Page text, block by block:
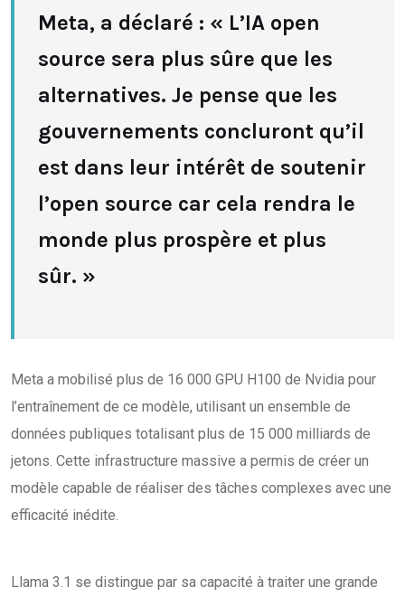
Meta, a déclaré : « L’IA open
source sera plus sûre que les
alternatives. Je pense que les
gouvernements concluront qu’il
est dans leur intérêt de soutenir
l’open source car cela rendra le
monde plus prospère et plus
sûr. »
Meta a mobilisé plus de 16 000 GPU H100 de Nvidia pour
l’entraînement de ce modèle, utilisant un ensemble de
données publiques totalisant plus de 15 000 milliards de
jetons. Cette infrastructure massive a permis de créer un
modèle capable de réaliser des tâches complexes avec une
efficacité inédite.
Llama 3.1 se distingue par sa capacité à traiter une grande